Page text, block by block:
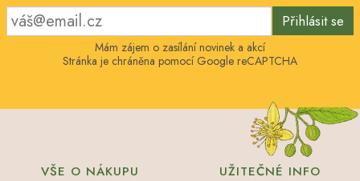
Přihlásit se
Mám zájem o zasílání novinek a akcí
Stránka je chráněna pomocí Google reCAPTCHA
VŠE O NÁKUPU UŽITEČNÉ INFO